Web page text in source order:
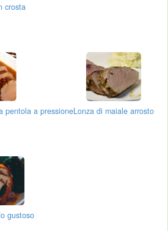
crosta
pentola a pressioneLonza di maiale arrosto
gustoso